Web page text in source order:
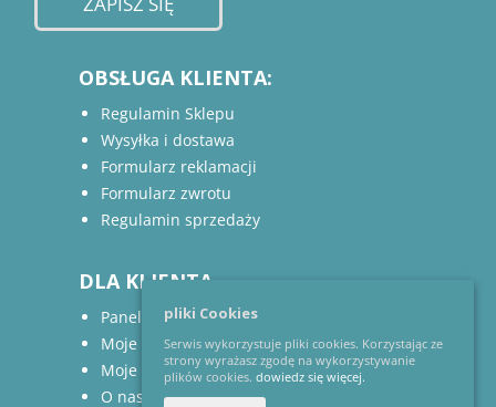
OBSŁUGA KLIENTA:
Regulamin Sklepu
Wysyłka i dostawa
Formularz reklamacji
Formularz zwrotu
Regulamin sprzedaży
DLA KLIENTA
Panel klienta
Moje zamówienia
Moje adresy
O nas
pliki Cookies
Serwis wykorzystuje pliki cookies. Korzystając ze
strony wyrażasz zgodę na wykorzystywanie
plików cookies. dowiedz się więcej.